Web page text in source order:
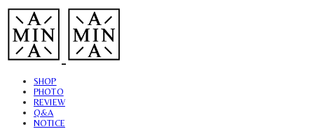
SHOP
PHOTO
REVIEW
Q&A
NOTICE